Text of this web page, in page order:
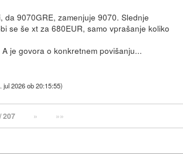
da 9070GRE, zamenjuje 9070. Slednje
se še xt za 680EUR, samo vprašanje koliko
je govora o konkretnem povišanju...
jul 2026 ob 20:15:55)
/ 207 » »»